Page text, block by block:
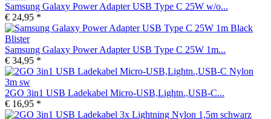
Samsung Galaxy Power Adapter USB Type C 25W w/o...
€ 24,95 *
Samsung Galaxy Power Adapter USB Type C 25W 1m...
€ 34,95 *
2GO 3in1 USB Ladekabel Micro-USB,Lightn.,USB-C...
€ 16,95 *